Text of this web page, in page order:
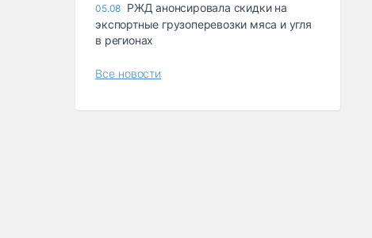
05.08 РЖД анонсировала скидки на
экспортные грузоперевозки мяса и угля
в регионах
Все новости